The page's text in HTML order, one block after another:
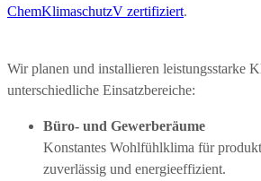
ChemKlimaschutzV zertifiziert.
Wir planen und installieren leistungsstarke
unterschiedliche Einsatzbereiche:
Büro- und Gewerberäume
Konstantes Wohlfühlklima für
zuverlässig und energieeffizient.